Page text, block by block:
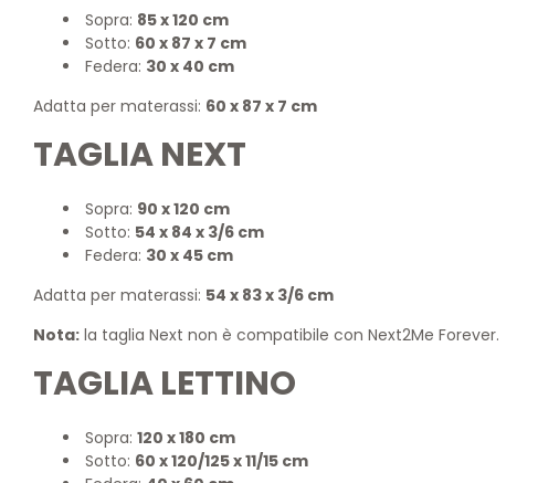
Sopra: 85 x 120 cm
Sotto: 60 x 87 x 7 cm
Federa: 30 x 40 cm
Adatta per materassi: 60 x 87 x 7 cm
TAGLIA NEXT
Sopra: 90 x 120 cm
Sotto: 54 x 84 x 3/6 cm
Federa: 30 x 45 cm
Adatta per materassi: 54 x 83 x 3/6 cm
Nota: la taglia Next non è compatibile con Next2Me Forever.
TAGLIA LETTINO
Sopra: 120 x 180 cm
Sotto: 60 x 120/125 x 11/15 cm